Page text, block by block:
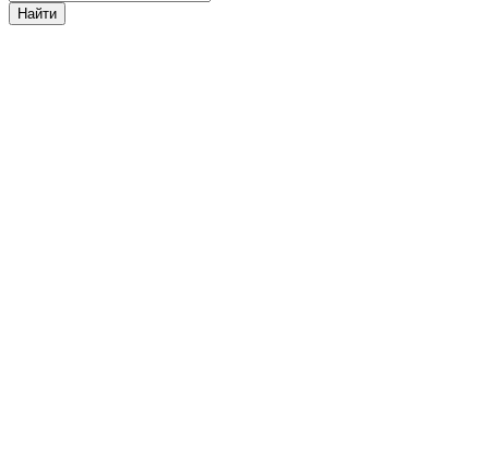
Найти